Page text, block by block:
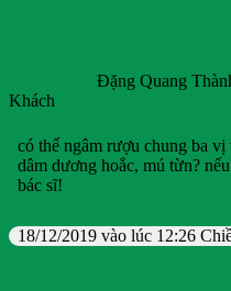
Đặng Quang
Khách
có thể ngâm rượu chung ba
dâm dương hoắc, mú từn?
bác sĩ!
18/12/2019 vào lúc 12:26